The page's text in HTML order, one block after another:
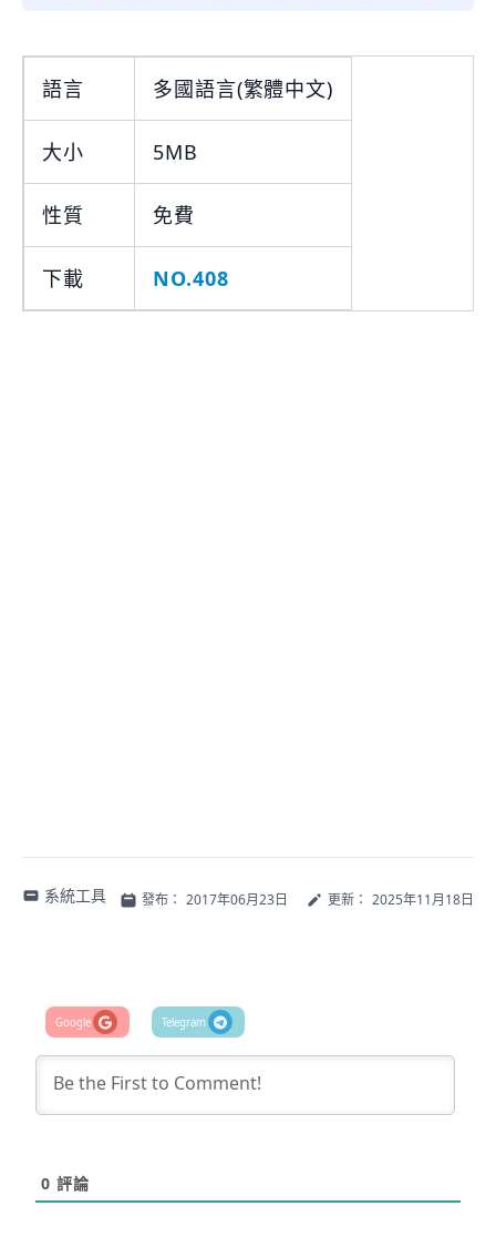
語言 多國語言(繁體中文)
大小 5MB
性質 免費
下載 NO.408
系統工具 發布： 2017年06月23日 更新： 2025年11月18日
0 評論